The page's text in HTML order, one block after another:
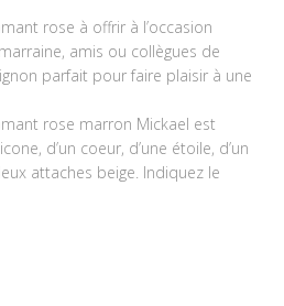
rose à offrir à l’occasion
amis ou collègues de
parfait pour faire plaisir à une
rose marron Mickael est
d’un coeur, d’une étoile, d’un
attaches beige. Indiquez le